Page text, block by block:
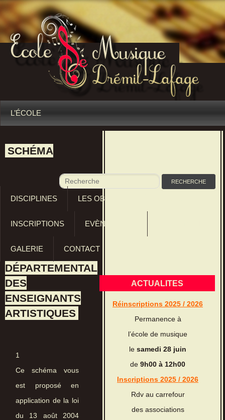
L’ÉCOLE
DISCIPLINES LES OBJECTIFS PÉDAGOGIQUES
INSCRIPTIONS EVÈNEMENTS
GALERIE CONTACT
ACTUALITES
Réinscriptions 2025 / 2026
Permanence à
l’école de musique
le samedi 28 juin
de 9h00 à 12h00
Inscriptions 2025 / 2026
Rdv au carrefour
des associations
SCHÉMA
DÉPARTEMENTAL
DES
ENSEIGNANTS
ARTISTIQUES
1
Ce schéma vous
est proposé en
application de la loi
du 13 août 2004